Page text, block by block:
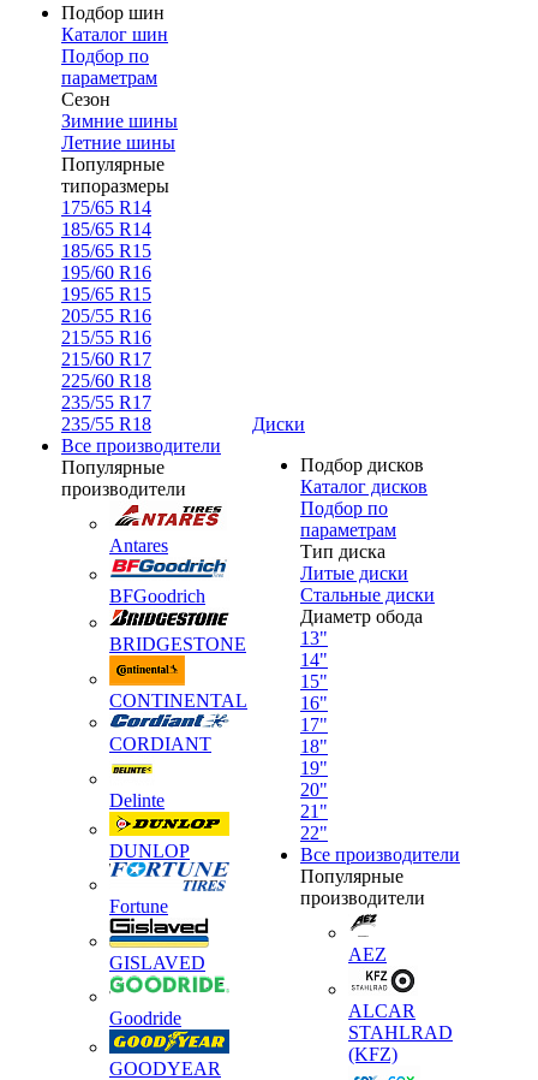
Подбор шин
Каталог шин
Подбор по
параметрам
Сезон
Зимние шины
Летние шины
Популярные
типоразмеры
175/65 R14
185/65 R14
185/65 R15
195/60 R16
195/65 R15
205/55 R16
215/55 R16
215/60 R17
225/60 R18
235/55 R17
235/55 R18
Все производители
Популярные
производители
Antares
BFGoodrich
BRIDGESTONE
CONTINENTAL
CORDIANT
Delinte
DUNLOP
Fortune
GISLAVED
Goodride
GOODYEAR
Диски
Подбор дисков
Каталог дисков
Подбор по
параметрам
Тип диска
Литые диски
Стальные диски
Диаметр обода
13"
14"
15"
16"
17"
18"
19"
20"
21"
22"
Все производители
Популярные
производители
AEZ
ALCAR
STAHLRAD
(KFZ)